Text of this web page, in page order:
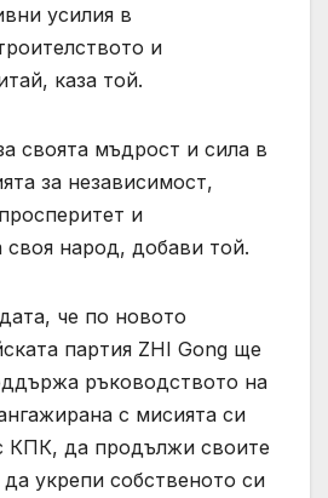
усилия в
и
каза той.
своята мъдрост и сила в
за независимост,
и
своя народ, добави той.
че по новото
партия ZHI Gong ще
ръководството на
с мисията си
КПК, да продължи своите
укрепи собственото си